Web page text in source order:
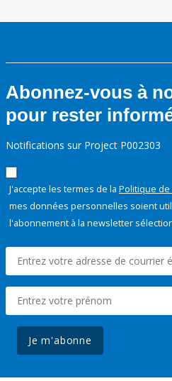
Abonnez-vous à
pour rester
Notifications sur Project P002303
J'accepte les termes de la Politique
mes données personnelles soient
l'abonnement à la newsletter
Je m'abonne